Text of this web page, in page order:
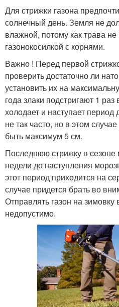
Для стрижки газона
солнечный день. Земля не
влажной, потому как трава не
газонокосилкой с корнями.
Важно ! Перед первой
проверить достаточно ли
установить их на
года злаки подстригают 1
холодает и наступает
не так часто, но в этом
быть максимум 5 см.
Последнюю стрижку в сезоне
недели до наступления
этот период приходится на
случае придется брать во
Отправлять газон на
недопустимо.